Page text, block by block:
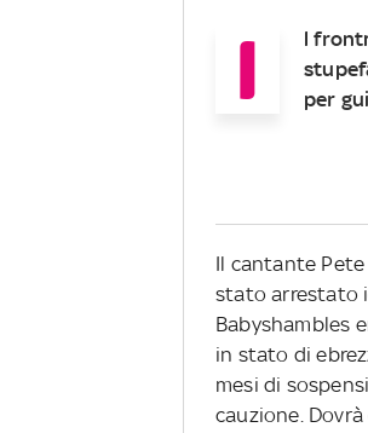
I
l
per
Il cantante
stato arrestato
Babyshambles
in stato di
mesi di
cauzione.